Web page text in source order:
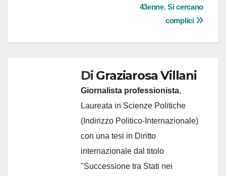
43enne. Si cercano
complici
Di Graziarosa Villani
Giornalista professionista,
Laureata in Scienze Politiche
(Indirizzo Politico-Internazionale)
con una tesi in Diritto
internazionale dal titolo
"Successione tra Stati nei